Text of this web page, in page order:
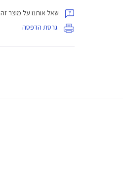
שאל אותנו על מוצר זה
גרסת הדפסה